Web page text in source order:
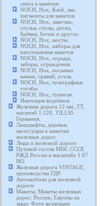
снега к макетам
NOCH, Нох, Клей, лак,
пигменты для макетов
NOCH, Нох, лавочки,
стулья, столы, доски,
брёвна, бочки и другое.
NOCH, Нох, мосты.
NOCH, Нох, наборы для
изготовления макетов
NOCH, Нох, ограды,
заборы, ограждения.
NOCH, Нох, посыпки
камни, гравий, уголь.
NOCH, Нох, телеграфные
столбы
NOCH, Нох, туннели.
Имитация водоёмов
Железная дорога 12 мм.,TT,
масштаб 1:120, TILLIG
Германия.
Ландшафты, деревья,
аксессуары к макетам
железных дорог.
Люди к железной дороге
Путевой состав МПС СССР,
РЖД России в масштабе 1:87
HO.
Железная дорога VINTAGE,
производства ГДР.
Автомобили для железной
дороги
Макеты, Макеты железных
дорог, России, Европы на
заказ. Фото коллекции